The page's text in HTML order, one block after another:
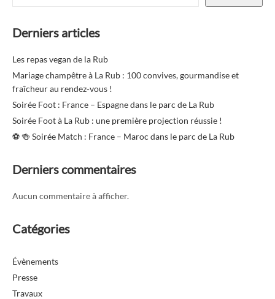
Derniers articles
Les repas vegan de la Rub
Mariage champêtre à La Rub : 100 convives, gourmandise et
fraîcheur au rendez‑vous !
Soirée Foot : France – Espagne dans le parc de La Rub
Soirée Foot à La Rub : une première projection réussie !
⚽️ 🍻 Soirée Match : France – Maroc dans le parc de La Rub
Derniers commentaires
Aucun commentaire à afficher.
Catégories
Évènements
Presse
Travaux